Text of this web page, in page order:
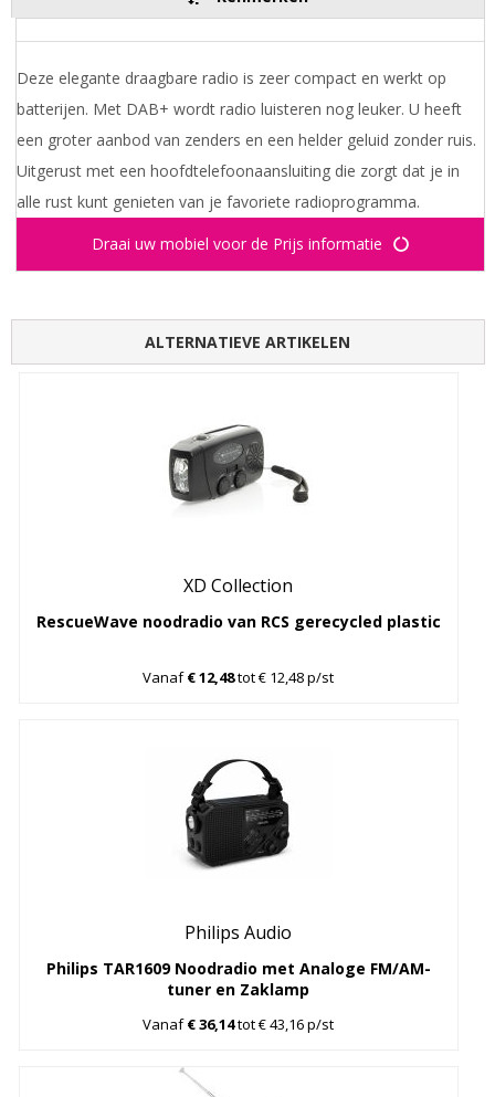
Deze elegante draagbare radio is zeer compact en werkt op
batterijen. Met DAB+ wordt radio luisteren nog leuker. U heeft
een groter aanbod van zenders en een helder geluid zonder ruis.
Uitgerust met een hoofdtelefoonaansluiting die zorgt dat je in
alle rust kunt genieten van je favoriete radioprogramma.
Draai uw mobiel voor de Prijs informatie
ALTERNATIEVE ARTIKELEN
XD Collection
RescueWave noodradio van RCS gerecycled plastic
Vanaf€ 12,48tot € 12,48 p/st
Philips Audio
Philips TAR1609 Noodradio met Analoge FM/AM-
tuner en Zaklamp
Vanaf€ 36,14tot € 43,16 p/st